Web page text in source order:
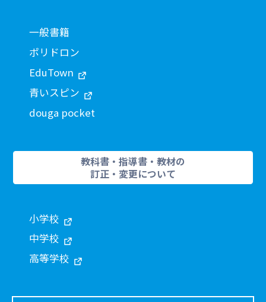
一般書籍
ポリドロン
EduTown
青いスピン
douga pocket
教科書・指導書・教材の
訂正・変更について
小学校
中学校
高等学校